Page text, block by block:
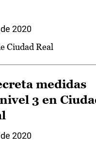
2020
Ciudad Real
medidas
3 en
2020